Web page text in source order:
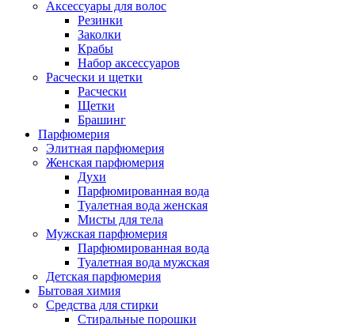
Аксессуары для волос
Резинки
Заколки
Крабы
Набор аксессуаров
Расчески и щетки
Расчески
Щетки
Брашинг
Парфюмерия
Элитная парфюмерия
Женская парфюмерия
Духи
Парфюмированная вода
Туалетная вода женская
Мисты для тела
Мужская парфюмерия
Парфюмированная вода
Туалетная вода мужская
Детская парфюмерия
Бытовая химия
Средства для стирки
Стиральные порошки